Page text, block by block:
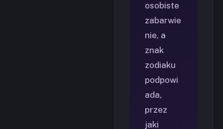
osobiste
zabarwie
nie, a
znak
zodiaku
podpowi
ada,
przez
jaki